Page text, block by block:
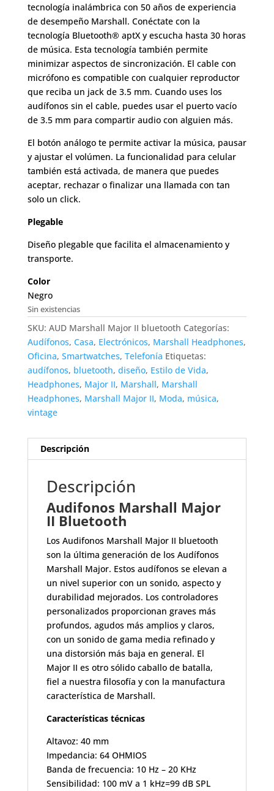
tecnología inalámbrica con 50 años de experiencia
de desempeño Marshall. Conéctate con la
tecnología Bluetooth® aptX y escucha hasta 30 horas
de música. Esta tecnología también permite
minimizar aspectos de sincronización. El cable con
micrófono es compatible con cualquier reproductor
que reciba un jack de 3.5 mm. Cuando uses los
audífonos sin el cable, puedes usar el puerto vacío
de 3.5 mm para compartir audio con alguien más.
El botón análogo te permite activar la música, pausar
y ajustar el volúmen. La funcionalidad para celular
también está activada, de manera que puedes
aceptar, rechazar o finalizar una llamada con tan
solo un click.
Plegable
Diseño plegable que facilita el almacenamiento y
transporte.
Color
Negro
Sin existencias
SKU: AUD Marshall Major II bluetooth Categorías:
Audífonos, Casa, Electrónicos, Marshall Headphones,
Oficina, Smartwatches, Telefonía Etiquetas:
audífonos, bluetooth, diseño, Estilo de Vida,
Headphones, Major II, Marshall, Marshall
Headphones, Marshall Major II, Moda, música,
vintage
Descripción
Descripción
Audifonos Marshall Major
II Bluetooth
Los Audifonos Marshall Major II bluetooth
son la última generación de los Audífonos
Marshall Major. Estos audífonos se elevan a
un nivel superior con un sonido, aspecto y
durabilidad mejorados. Los controladores
personalizados proporcionan graves más
profundos, agudos más amplios y claros,
con un sonido de gama media refinado y
una distorsión más baja en general. El
Major II es otro sólido caballo de batalla,
fiel a nuestra filosofía y con la manufactura
característica de Marshall.
Características técnicas
Altavoz: 40 mm
Impedancia: 64 OHMIOS
Banda de frecuencia: 10 Hz – 20 KHz
Sensibilidad: 100 mV a 1 kHz=99 dB SPL